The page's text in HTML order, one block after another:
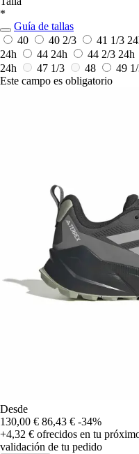
*
Guía de tallas
40
40 2/3 41 1/3
24h
44 24h 44 2/3 24h
24h
47 1/3 48
49
Este campo es obligatorio
Desde
130,00 € 86,43 € -34%
+4,32 € ofrecidos en tu
validación de tu pedido